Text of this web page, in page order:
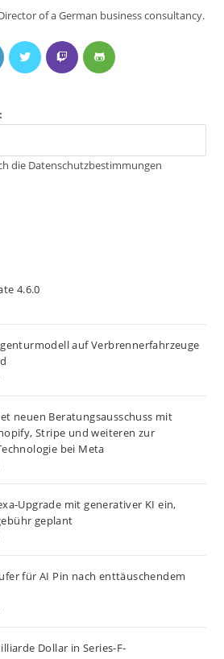
of a German business consultancy.
die Datenschutzbestimmungen
4.6.0
auf Verbrennerfahrzeuge
neuen Beratungsausschuss mit
Stripe und weiteren zur
bei Meta
Upgrade mit generativer KI ein,
geplant
für AI Pin nach enttäuschendem
Dollar in Series-F-